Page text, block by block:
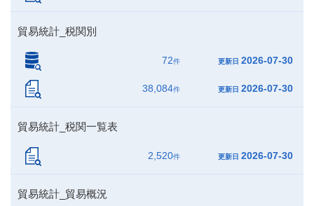
貿易統計_税関別
72件 更新日 2026-07-30
38,084件 更新日 2026-07-30
貿易統計_税関一覧表
2,520件 更新日 2026-07-30
貿易統計_貿易概況